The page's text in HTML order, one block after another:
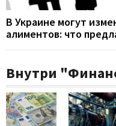
В Украине могут
алиментов: что
Внутри